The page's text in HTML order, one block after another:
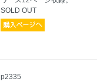
SOLD OUT
p2335